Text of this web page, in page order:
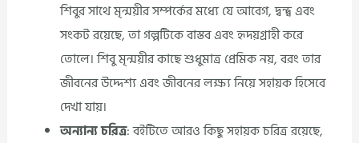
শিবুর সাথে মৃন্ময়ীর সম্পর্কের মধ্যে যে আবেগ, দ্বন্দ্ব এবং
সংকট রয়েছে, তা গল্পটিকে বাস্তব এবং হৃদয়গ্রাহী করে
তোলে। শিবু মৃন্ময়ীর কাছে শুধুমাত্র প্রেমিক নয়, বরং তার
জীবনের উদ্দেশ্য এবং জীবনের লক্ষ্য নিয়ে সহায়ক হিসেবে
দেখা যায়।
অন্যান্য চরিত্র: বইটিতে আরও কিছু সহায়ক চরিত্র রয়েছে,